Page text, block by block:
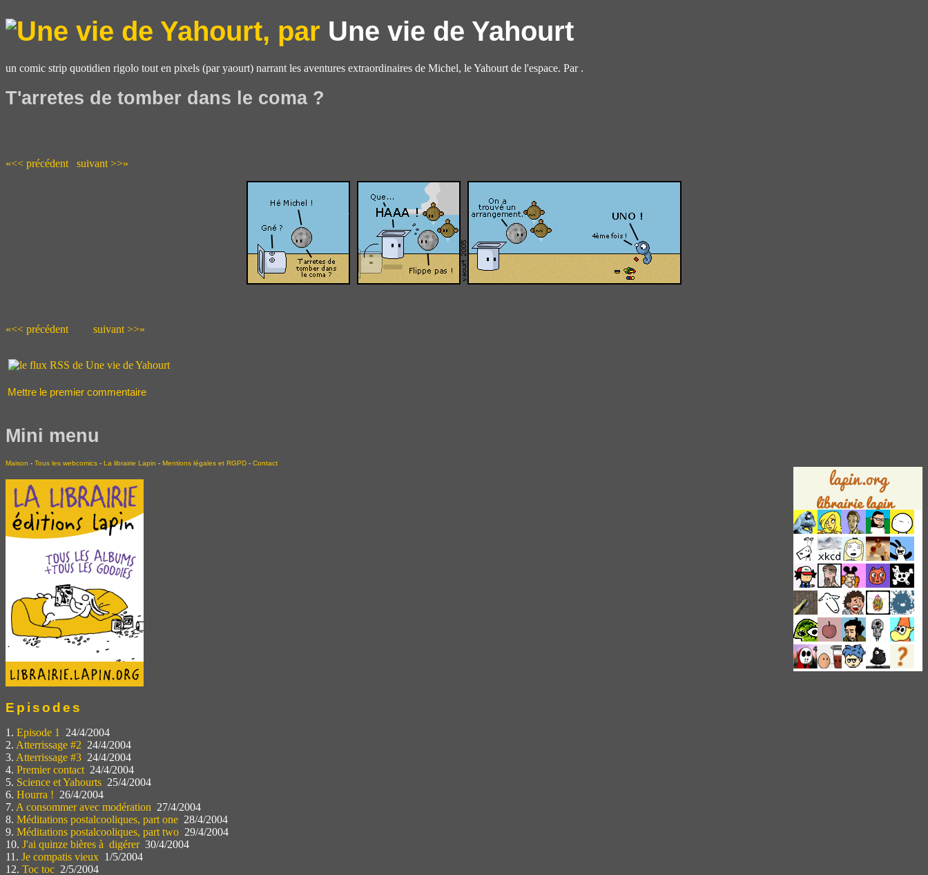
Une vie de Yahourt
un comic strip quotidien rigolo tout en pixels (par yaourt) narrant les aventures extraordinaires de Michel, le Yahourt de l'espace. Par .
T'arretes de tomber dans le coma ?
«<< précédent suivant >>»
«<< précédent suivant >>»
Mettre le premier commentaire
Mini menu
Maison - Tous les webcomics - La librairie Lapin - Mentions légales et RGPD - Contact
Episodes
1. Episode 1
24/4/2004
2. Atterrissage #2 24/4/2004
3. Atterrissage #3 24/4/2004
4. Premier contact 24/4/2004
5. Science et Yahourts 25/4/2004
6. Hourra ! 26/4/2004
7. A consommer avec modération 27/4/2004
8. Méditations postalcooliques, part one 28/4/2004
9. Méditations postalcooliques, part two 29/4/2004
10. J'ai quinze bières à digérer30/4/2004
11. Je compatis vieux 1/5/2004
12. Toc toc 2/5/2004